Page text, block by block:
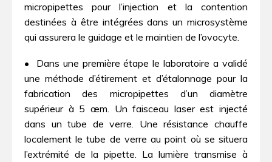
micropipettes pour l’injection et la contention
destinées à être intégrées dans un microsystème
qui assurera le guidage et le maintien de l’ovocyte.
• Dans une première étape le laboratoire a validé
une méthode d’étirement et d’étalonnage pour la
fabrication des micropipettes d’un diamètre
supérieur à 5 œm. Un faisceau laser est injecté
dans un tube de verre. Une résistance chauffe
localement le tube de verre au point où se situera
l’extrémité de la pipette. La lumière transmise à